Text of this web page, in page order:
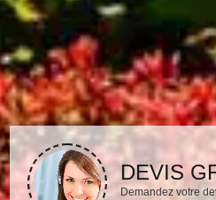
DEVIS
Demandez votre